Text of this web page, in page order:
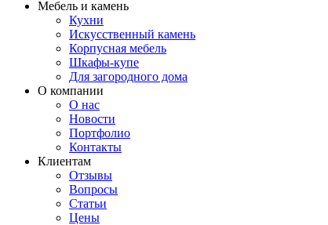
Мебель и камень
Кухни
Искусственный камень
Корпусная мебель
Шкафы-купе
Для загородного дома
О компании
О нас
Новости
Портфолио
Контакты
Клиентам
Отзывы
Вопросы
Статьи
Цены